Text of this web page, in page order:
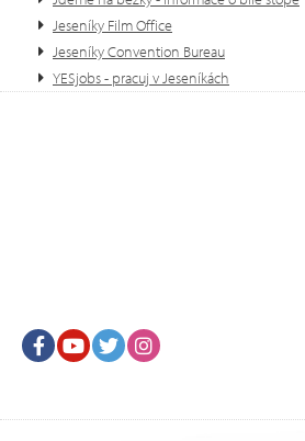
Jeseníky Film Office
Jeseníky Convention Bureau
YESjobs - pracuj v Jeseníkách
FacebookYoutubeTwitter